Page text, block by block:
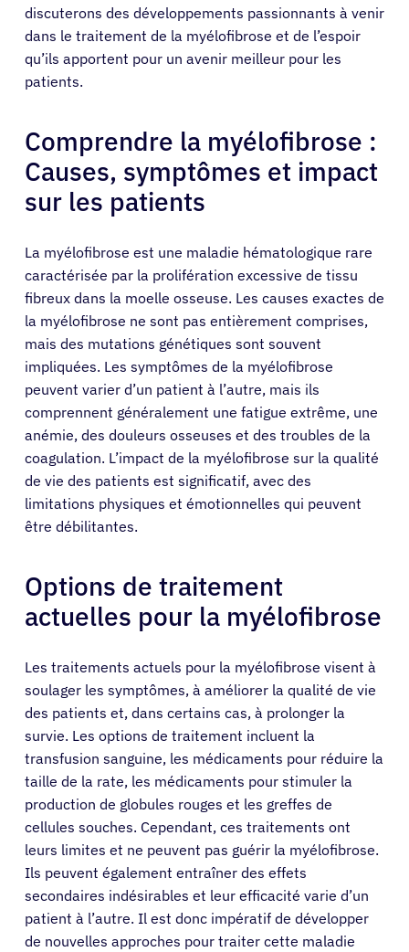
discuterons des développements passionnants à venir
dans le traitement de la myélofibrose et de l’espoir
qu’ils apportent pour un avenir meilleur pour les
patients.
Comprendre la myélofibrose :
Causes, symptômes et impact
sur les patients
La myélofibrose est une maladie hématologique rare
caractérisée par la prolifération excessive de tissu
fibreux dans la moelle osseuse. Les causes exactes de
la myélofibrose ne sont pas entièrement comprises,
mais des mutations génétiques sont souvent
impliquées. Les symptômes de la myélofibrose
peuvent varier d’un patient à l’autre, mais ils
comprennent généralement une fatigue extrême, une
anémie, des douleurs osseuses et des troubles de la
coagulation. L’impact de la myélofibrose sur la qualité
de vie des patients est significatif, avec des
limitations physiques et émotionnelles qui peuvent
être débilitantes.
Options de traitement
actuelles pour la myélofibrose
Les traitements actuels pour la myélofibrose visent à
soulager les symptômes, à améliorer la qualité de vie
des patients et, dans certains cas, à prolonger la
survie. Les options de traitement incluent la
transfusion sanguine, les médicaments pour réduire la
taille de la rate, les médicaments pour stimuler la
production de globules rouges et les greffes de
cellules souches. Cependant, ces traitements ont
leurs limites et ne peuvent pas guérir la myélofibrose.
Ils peuvent également entraîner des effets
secondaires indésirables et leur efficacité varie d’un
patient à l’autre. Il est donc impératif de développer
de nouvelles approches pour traiter cette maladie